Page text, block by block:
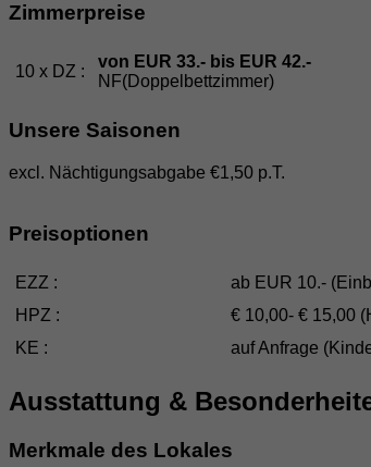
Zimmerpreise
10 x DZ :
von EUR 33.- bis EUR 42.-
NF(Doppelbettzimmer)
Unsere Saisonen
excl. Nächtigungsabgabe €1,50 p.T.
Preisoptionen
EZZ : ab EUR 10.-
HPZ :
€ 10,00- € 15,00
KE :
auf Anfrage
Ausstattung &
Merkmale des Lokales